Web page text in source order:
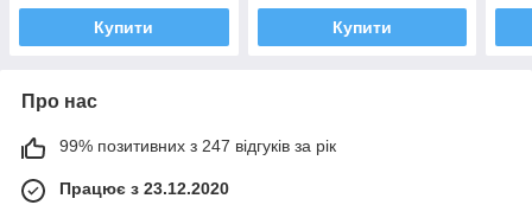
Купити Купити
Про нас
99% позитивних з 247 відгуків за рік
Працює з 23.12.2020